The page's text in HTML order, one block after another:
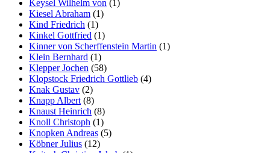
Keysel Wilhelm von (1)
Kiesel Abraham (1)
Kind Friedrich (1)
Kinkel Gottfried (1)
Kinner von Scherffenstein Martin (1)
Klein Bernhard (1)
Klepper Jochen (58)
Klopstock Friedrich Gottlieb (4)
Knak Gustav (2)
Knapp Albert (8)
Knaust Heinrich (8)
Knoll Christoph (1)
Knopken Andreas (5)
Köbner Julius (12)